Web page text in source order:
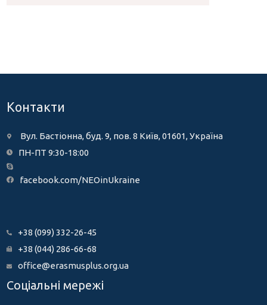
Контакти
Вул. Бастіонна, буд. 9, пов. 8 Київ, 01601, Україна
ПН-ПТ 9:30-18:00
facebook.com/NEOinUkraine
+38 (099) 332-26-45
+38 (044) 286-66-68
office@erasmusplus.org.ua
Соціальні мережі